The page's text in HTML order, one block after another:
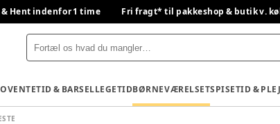
Hent indenfor 1 time Fri fragt* til pakkeshop & butik v.
VENTETID & BARSELLEGETIDBØRNEVÆRELSETSPISETID &